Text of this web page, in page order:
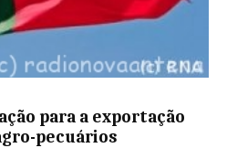
para a exportação
pecuários